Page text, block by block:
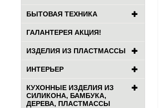
БЫТОВАЯ ТЕХНИКА
ГАЛАНТЕРЕЯ АКЦИЯ!
ИЗДЕЛИЯ ИЗ ПЛАСТМАССЫ
ИНТЕРЬЕР
КУХОННЫЕ ИЗДЕЛИЯ ИЗ
СИЛИКОНА, БАМБУКА,
ДЕРЕВА, ПЛАСТМАССЫ